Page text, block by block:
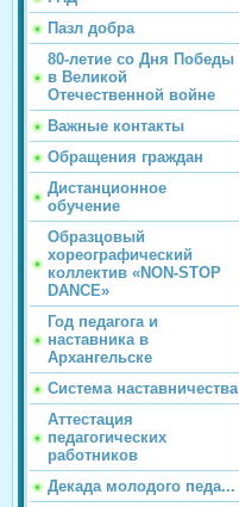
Пазл добра
80-летие со Дня Победы
в Великой
Отечественной войне
Важные контакты
Обращения граждан
Дистанционное
обучение
Образцовый
хореографический
коллектив «NON-STOP
DANCE»
Год педагога и
наставника в
Архангельске
Система наставничества
Аттестация
педагогических
работников
Декада молодого педа...